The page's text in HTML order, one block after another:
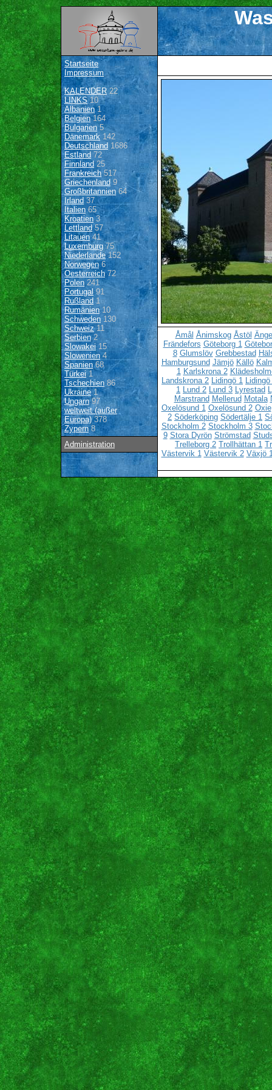
Startseite
Impressum
KALENDER22
LINKS10
Albanien1
Belgien164
Bulgarien 5
Dänemark142
Deutschland 1686
Estland 72
Finnland 25
Frankreich517
Griechenland9
Großbritannien64
Irland 37
Italien65
Kroatien3
Lettland57
Litauen41
Luxemburg 75
Niederlande152
Norwegen6
Oesterreich72
Polen 241
Portugal91
Rußland 1
Rumänien10
Schweden 130
Schweiz11
Serbien2
Slowakei15
Slowenien4
Spanien68
Türkei1
Tschechien 86
Ukraine1
Ungarn97
weltweit (außer
Europa)378
Zypern8
Administration
Åmål Ånimskog Åstöl
Frändefors Göteborg 1
8 Glumslöv Grebbestad
Hamburgsund Jämjö Källö
1 Karlskrona 2
Landskrona 2 Lidingö 1 Lidingö
1 Lund 2 Lund 3 Lyrestad
Marstrand Mellerud Motala
Oxelösund 1 Oxelösund 2 Oxie
2 Söderköping Södertälje 1
Stockholm 2 Stockholm 3
9 Stora Dyrön Strömstad
Trelleborg 2 Trollhättan 1
Västervik 1 Västervik 2 Växjö